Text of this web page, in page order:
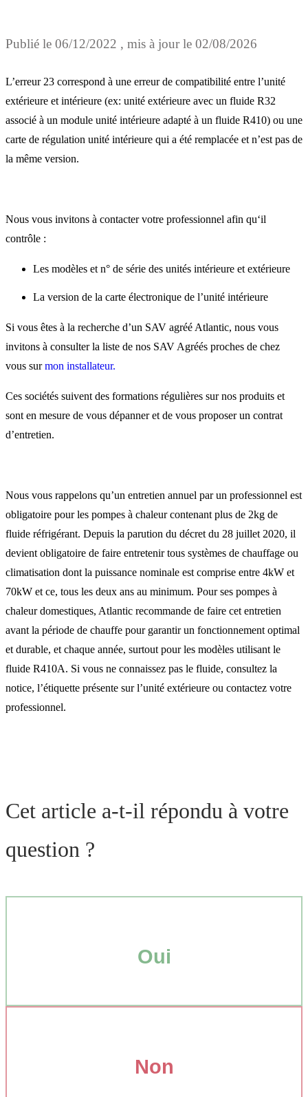
Publié le 06/12/2022 , mis à jour le 02/08/2026
L’erreur 23 correspond à une erreur de compatibilité entre l’unité
extérieure et intérieure (ex: unité extérieure avec un fluide R32
associé à un module unité intérieure adapté à un fluide R410) ou une
carte de régulation unité intérieure qui a été remplacée et n’est pas de
la même version.
Nous vous invitons à contacter votre professionnel afin qu‘il
contrôle :
Les modèles et n° de série des unités intérieure et extérieure
La version de la carte électronique de l’unité intérieure
Si vous êtes à la recherche d’un SAV agréé Atlantic, nous vous
invitons à consulter la liste de nos SAV Agréés proches de chez
vous surmon installateur.
Ces sociétés suivent des formations régulières sur nos produits et
sont en mesure de vous dépanner et de vous proposer un contrat
d’entretien.
Nous vous rappelons qu’un entretien annuel par un professionnel est
obligatoire pour les pompes à chaleur contenant plus de 2kg de
fluide réfrigérant. Depuis la parution du décret du 28 juillet 2020, il
devient obligatoire de faire entretenir tous systèmes de chauffage ou
climatisation dont la puissance nominale est comprise entre 4kW et
70kW et ce, tous les deux ans au minimum. Pour ses pompes à
chaleur domestiques, Atlantic recommande de faire cet entretien
avant la période de chauffe pour garantir un fonctionnement optimal
et durable, et chaque année, surtout pour les modèles utilisant le
fluide R410A. Si vous ne connaissez pas le fluide, consultez la
notice, l’étiquette présente sur l’unité extérieure ou contactez votre
professionnel.
Cet article a-t-il répondu à votre
question ?
Oui
Non